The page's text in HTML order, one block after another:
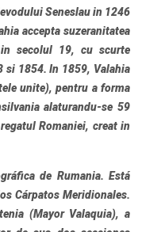
Seneslau in 1246
accepta suzeranitatea
in secolul 19, cu scurte
si 1854. In 1859, Valahia
unite), pentru a forma
alaturandu-se 59
Romaniei, creat in
de Rumania. Está
Cárpatos Meridionales.
(Mayor Valaquia), a